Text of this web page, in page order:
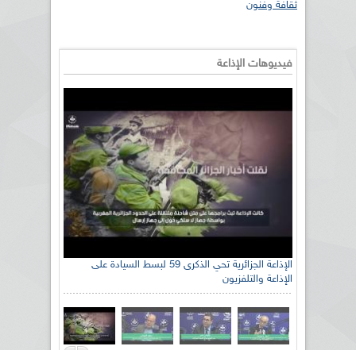
ثقافة وفنون
فيديوهات الإذاعة
الإذاعة الجزائرية تحي الذكرى 59 لبسط السيادة على
الإذاعة والتلفزيون